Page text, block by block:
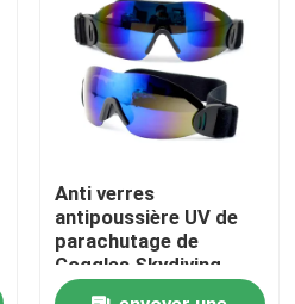
Anti verres
antipoussière UV de
parachutage de
Goggles Skydiving
Safety de jockey de